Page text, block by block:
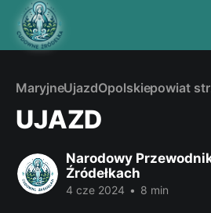
MaryjneUjazdOpolskiepowiat
UJAZD
Narodowy
Źródełkach
4 cze 2024 • 8 min